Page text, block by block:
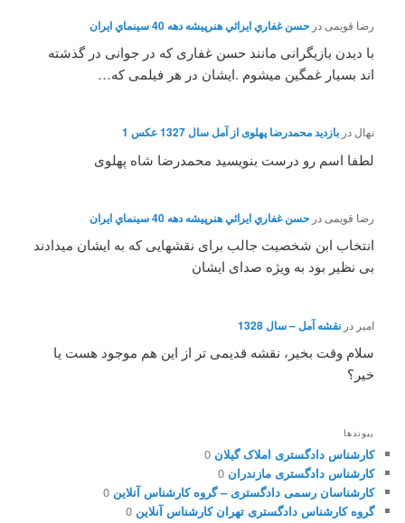
رضا قویمی درحسن غفاري ايرائي هنرپيشه دهه 40 سينماي ايران
با دیدن بازیگرانی مانند حسن غفاری که در جوانی در گذشته
اند بسیار غمگین میشوم .ایشان در هر فیلمی که…
نهال دربازدید محمدرضا پهلوی از آمل سال 1327 عکس 1
لطفا اسم رو درست بنویسید محمدرضا شاه پهلوی
رضا قویمی درحسن غفاري ايرائي هنرپيشه دهه 40 سينماي ايران
انتخاب ابن شخصیت جالب برای نقشهایی که به ایشان میدادند
بی نظیر بود به ویژه صدای ایشان
امیر درنقشه آمل – سال 1328
سلام وقت بخیر، نقشه قدیمی تر از این هم موجود هست یا
خیر؟
پیوندها
کارشناس دادگستری املاک گیلان 0
کارشناس دادگستری مازندران 0
کارشناسان رسمی دادگستری – گروه کارشناس آنلاین 0
گروه کارشناس دادگستری تهران کارشناس آنلاین 0